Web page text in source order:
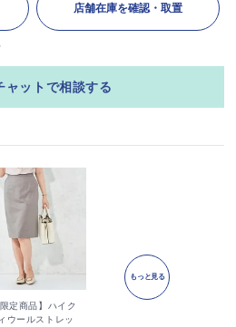
店舗在庫を確認・取置
ャットで相談する
限定商品】ハイク
ウールストレッ
もっと見る